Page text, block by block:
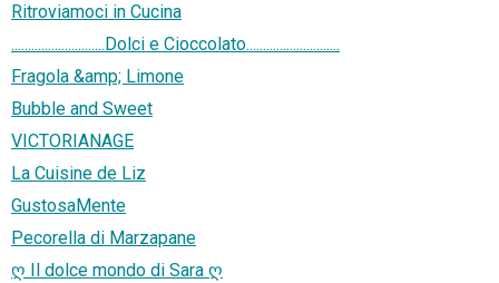
Ritroviamoci in Cucina
............................Dolci e Cioccolato............................
Fragola &amp; Limone
Bubble and Sweet
VICTORIANAGE
La Cuisine de Liz
GustosaMente
Pecorella di Marzapane
ღ Il dolce mondo di Sara ღ